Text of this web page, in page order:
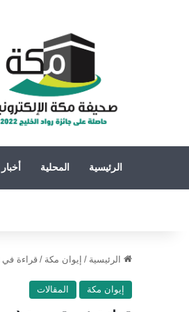
الرئيسية المحلية
الرئيسية / إيوان مكة / قراءة في
إيوان مكة المقالات